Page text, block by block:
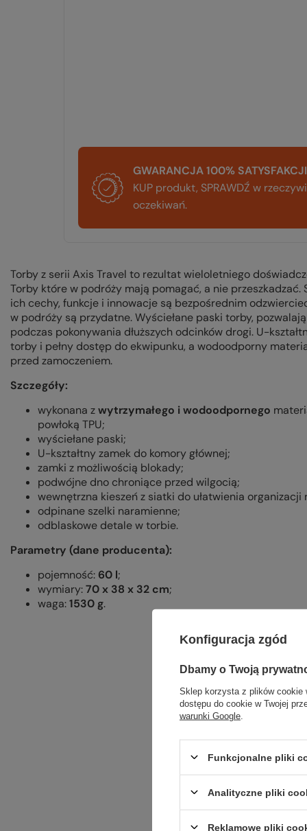
GWARANCJA 100% SATYSFAKCJI
KUP produkt, SPRAWDŹ w
oczekiwań.
Torby z serii Axis Travel to rezultat wieloletniego
Torby które w podróży mają pomagać, a nie przeszkadzać.
ich cechy, funkcje i innowacje są bezpośrednim
w podróży są przydatne. Wyściełane paski torby,
podczas pokonywania dłuższych odcinków drogi. U-
torby i pełny dostęp do ekwipunku, a wodoodporny
przed zamoczeniem.
Szczegóły:
wykonana zwytrzymałego i wodoodpornego
powłoką TPU;
wyściełane paski;
U-kształtny zamek do komory głównej;
zamki z możliwością blokady;
podwójne dno chroniące przed wilgocią;
wewnętrzna kieszeń z siatki do ułatwienia organizacji
odpinane szelki naramienne;
odblaskowe detale w torbie.
Parametry (dane producenta):
pojemność: 60 l;
wymiary:70 x 38 x 32 cm;
waga:1530 g.
Konfiguracja zgód
Dbamy o Twoją
Sklep korzysta z plików cookie
dostępu do cookie w Twojej
warunki Google
Funkcjonalne pliki
Analityczne pliki
Reklamowe pliki